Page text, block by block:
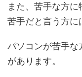
また、苦手な方
苦手だと言う方に
パソコンが苦手な
があります。